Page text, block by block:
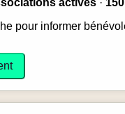
actives ·
pour informer